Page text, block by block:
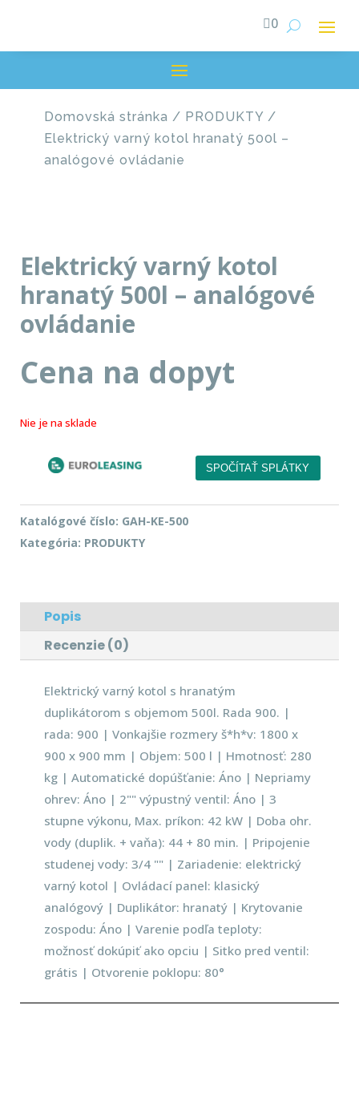
0
Domovská stránka / PRODUKTY /
Elektrický varný kotol hranatý 500l –
analógové ovládanie
Elektrický varný kotol
hranatý 500l – analógové
ovládanie
Cena na dopyt
Nie je na sklade
Katalógové číslo: GAH-KE-500
Kategória: PRODUKTY
Popis
Recenzie (0)
Elektrický varný kotol s hranatým
duplikátorom s objemom 500l. Rada 900. |
rada: 900 | Vonkajšie rozmery š*h*v: 1800 x
900 x 900 mm | Objem: 500 l | Hmotnosť: 280
kg | Automatické dopúšťanie: Áno | Nepriamy
ohrev: Áno | 2"" výpustný ventil: Áno | 3
stupne výkonu, Max. príkon: 42 kW | Doba ohr.
vody (duplik. + vaňa): 44 + 80 min. | Pripojenie
studenej vody: 3/4 "" | Zariadenie: elektrický
varný kotol | Ovládací panel: klasický
analógový | Duplikátor: hranatý | Krytovanie
zospodu: Áno | Varenie podľa teploty:
možnosť dokúpiť ako opciu | Sitko pred ventil:
grátis | Otvorenie poklopu: 80°